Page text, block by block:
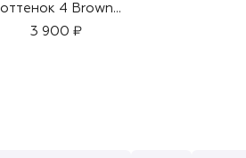
оттенок 4 Brown
Secret (1,2g)
3 900 ₽